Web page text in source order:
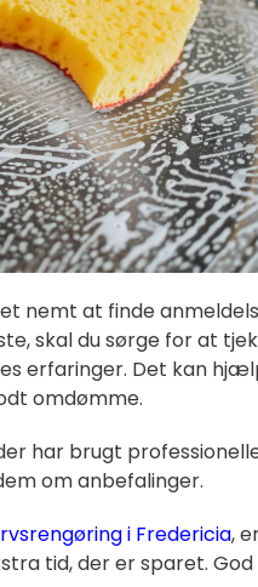
nemt at finde
skal du sørge for at
erfaringer. Det kan
omdømme.
har brugt
om anbefalinger.
i Fredericia,
tid, der er sparet.